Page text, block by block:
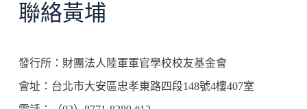
聯絡黃埔
發行所：財團法人陸軍軍官學校校友基金會
會址：台北市大安區忠孝東路四段148號4樓407室